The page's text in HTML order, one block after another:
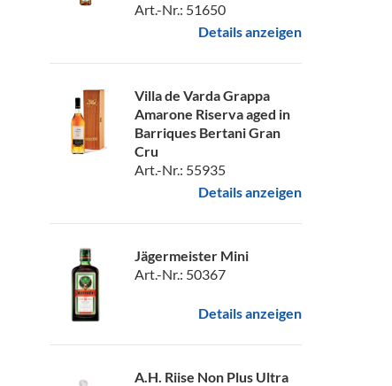
Art.-Nr.: 51650
Details anzeigen
Villa de Varda Grappa
Amarone Riserva aged in
Barriques Bertani Gran
Cru
Art.-Nr.: 55935
Details anzeigen
Jägermeister Mini
Art.-Nr.: 50367
Details anzeigen
A.H. Riise Non Plus Ultra